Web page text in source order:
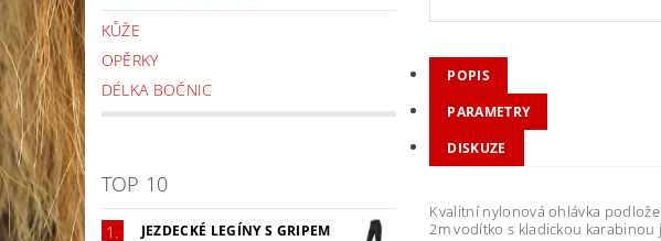
KŮŽE
OPĚRKY
DÉLKA BOČNIC
TOP 10
JEZDECKÉ LEGÍNY S GRIPEM
POPIS
PARAMETRY
DISKUZE
Kvalitní nylonová ohlávka
2m vodítko s kladickou karabinou